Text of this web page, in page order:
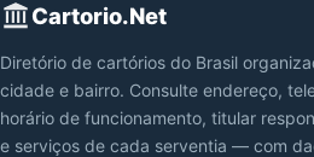
Cartorio.Net
Diretório de cartórios do Brasil
cidade e bairro. Consulte endereço,
horário de funcionamento, titular
e serviços de cada serventia — com